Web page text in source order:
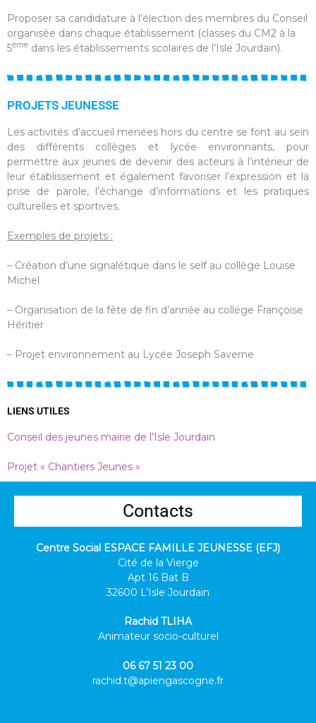
Proposer sa candidature à l’élection des membres du Conseil
organisée dans chaque établissement (classes du CM2 à la
5ème dans les établissements scolaires de l’Isle Jourdain).
PROJETS JEUNESSE
Les activités d’accueil menées hors du centre se font au sein
des différents collèges et lycée environnants, pour
permettre aux jeunes de devenir des acteurs à l’intérieur de
leur établissement et également favoriser l’expression et la
prise de parole, l’échange d’informations et les pratiques
culturelles et sportives.
Exemples de projets :
– Création d’une signalétique dans le self au collège Louise
Michel
– Organisation de la fête de fin d’année au collège Françoise
Héritier
– Projet environnement au Lycée Joseph Saverne
LIENS UTILES
Conseil des jeunes mairie de l’Isle Jourdain
Projet « Chantiers Jeunes »
Contacts
Centre Social ESPACE FAMILLE JEUNESSE (EFJ)
Cité de la Vierge
Apt 16 Bat B
32600 L’Isle Jourdain
Rachid TLIHA
Animateur socio-culturel
06 67 51 23 00
rachid.t@apiengascogne.fr